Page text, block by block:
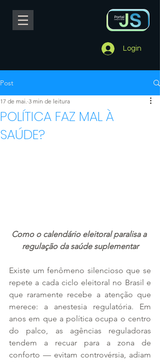
Login
Post
POLÍTICA FAZ MAL À
SAÚDE?
17 de mai. 3 min de leitura
Como o calendário eleitoral paralisa a
regulação da saúde suplementar
Existe um fenômeno silencioso que se
repete a cada ciclo eleitoral no Brasil e
que raramente recebe a atenção que
merece: a anestesia regulatória. Em
anos em que a política ocupa o centro
do palco, as agências reguladoras
tendem a recuar para a zona de
conforto — evitam controvérsia, adiam